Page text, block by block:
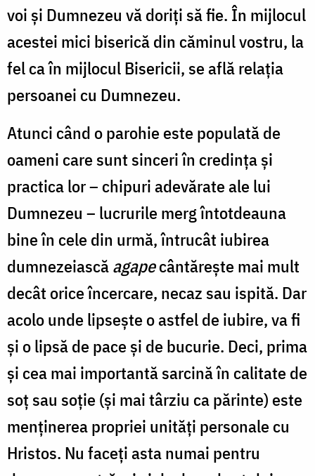
voi și Dumnezeu vă doriți să fie. În mijlocul
acestei mici biserică din căminul vostru, la
fel ca în mijlocul Bisericii, se află relația
persoanei cu Dumnezeu.
Atunci când o parohie este populată de
oameni care sunt sinceri în credința și
practica lor – chipuri adevărate ale lui
Dumnezeu – lucrurile merg întotdeauna
bine în cele din urmă, întrucât iubirea
dumnezeiascăagapecântărește mai mult
decât orice încercare, necaz sau ispită. Dar
acolo unde lipsește o astfel de iubire, va fi
și o lipsă de pace și de bucurie. Deci, prima
și cea mai importantă sarcină în calitate de
soț sau soție (și mai târziu ca părinte) este
menținerea propriei unități personale cu
Hristos. Nu faceți asta numai pentru